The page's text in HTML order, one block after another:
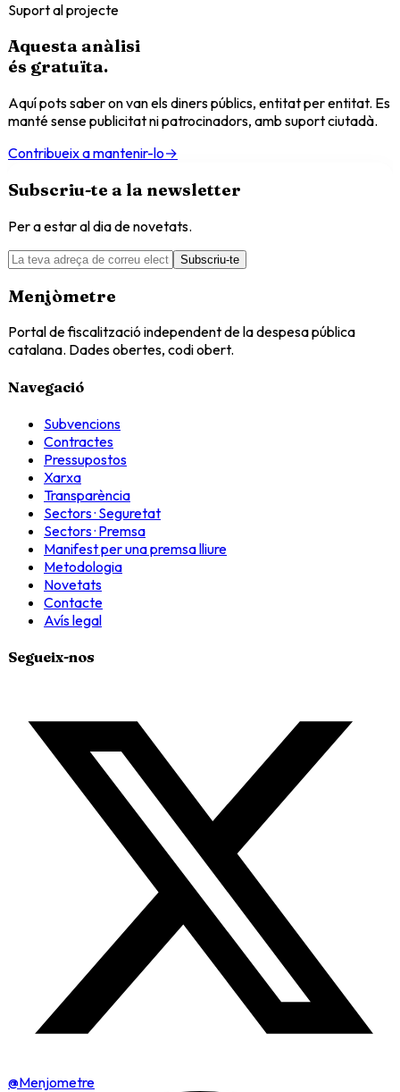
Suport al projecte
Aquesta anàlisi
és gratuïta.
Aquí pots saber on van els diners públics, entitat per entitat. Es
manté sense publicitat ni patrocinadors, amb suport ciutadà.
Contribueix a mantenir-lo→
Subscriu-te a la newsletter
Per a estar al dia de novetats.
Subscriu-te
Menjòmetre
Portal de fiscalització independent de la despesa pública
catalana. Dades obertes, codi obert.
Navegació
Subvencions
Contractes
Pressupostos
Xarxa
Transparència
Sectors · Seguretat
Sectors · Premsa
Manifest per una premsa lliure
Metodologia
Novetats
Contacte
Avís legal
Segueix-nos
@Menjometre